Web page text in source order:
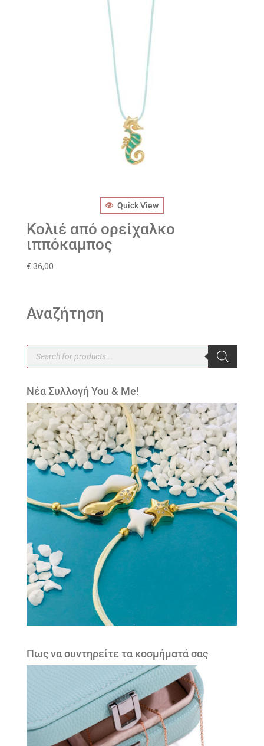
Quick View
Κολιέ από ορείχαλκο
ιππόκαμπος
€ 36,00
Αναζήτηση
Products
search
Νέα Συλλογή You & Me!
Πως να συντηρείτε τα κοσμήματά σας